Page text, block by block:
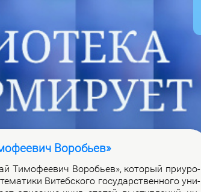
Воробьев»
Ти­мо­фе­е­вич Во­ро­бьев», ко­то­рый при­уро­
Ви­теб­ско­го го­судар­ствен­но­го уни­